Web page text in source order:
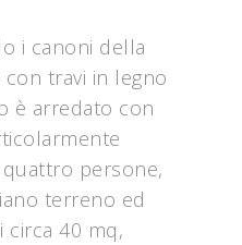
i canoni della
travi in legno
è arredato con
persone,
terreno ed
circa 40 mq,